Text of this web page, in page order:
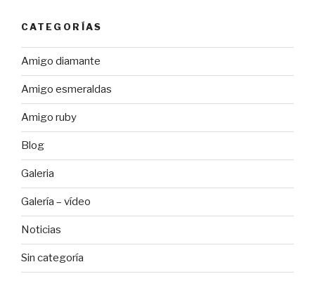
CATEGORÍAS
Amigo diamante
Amigo esmeraldas
Amigo ruby
Blog
Galeria
Galería – vídeo
Noticias
Sin categoría